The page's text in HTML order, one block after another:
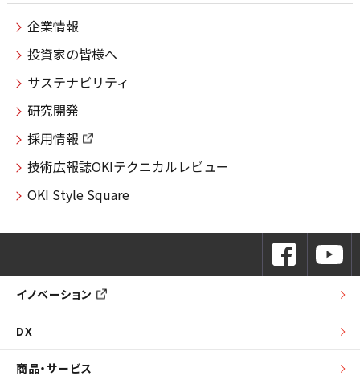
企業情報
投資家の皆様へ
サステナビリティ
研究開発
採用情報
技術広報誌OKIテクニカルレビュー
OKI Style Square
イノベーション
DX
商品・サービス